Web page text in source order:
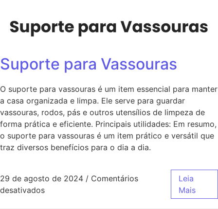
Suporte para Vassouras
O suporte para vassouras é um item essencial para manter
a casa organizada e limpa. Ele serve para guardar
vassouras, rodos, pás e outros utensílios de limpeza de
forma prática e eficiente. Principais utilidades: Em resumo,
o suporte para vassouras é um item prático e versátil que
traz diversos benefícios para o dia a dia.
29 de agosto de 2024 / Comentários
desativados
Leia
Mais